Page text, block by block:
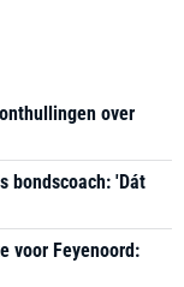
over
bondscoach: 'Dát
voor Feyenoord: